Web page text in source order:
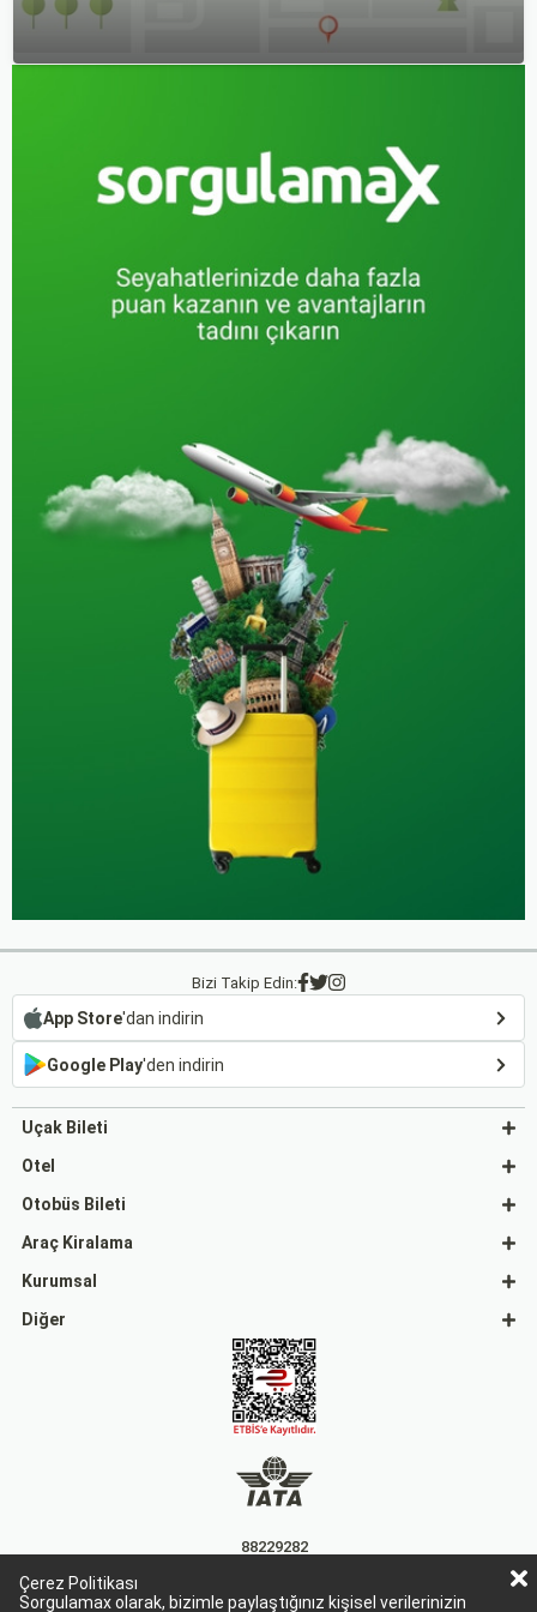
Çerez Politikası
Sorgulamax olarak, bizimle paylaştığınız kişisel verilerinizin
Bizi Takip Edin:
App Store'dan indirin
Google Play'den indirin
Uçak Bileti
Otel
Otobüs Bileti
Araç Kiralama
Kurumsal
Diğer
88229282
15863